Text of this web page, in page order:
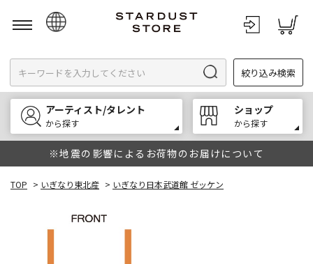
English
한국어
中文
絞り込み検索
アーティスト/タレント
から探す
ショップ
から探す
※地震の影響によるお荷物のお届けについて
TOP > いぎなり東北産 > いぎなり日本武道館 ゼッケン